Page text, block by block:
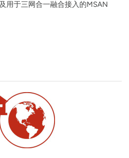
用于三网合一融合接入的MSAN